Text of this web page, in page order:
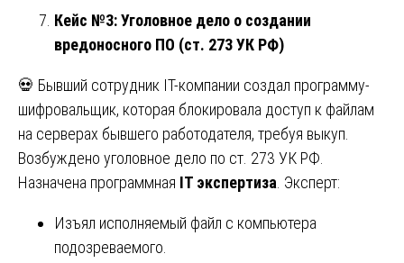
Кейс №3: Уголовное дело о создании
вредоносного ПО (ст. 273 УК РФ)
💀 Бывший сотрудник IT-компании создал программу-
шифровальщик, которая блокировала доступ к файлам
на серверах бывшего работодателя, требуя выкуп.
Возбуждено уголовное дело по ст. 273 УК РФ.
Назначена программная IT экспертиза . Эксперт:
Изъял исполняемый файл с компьютера
подозреваемого.